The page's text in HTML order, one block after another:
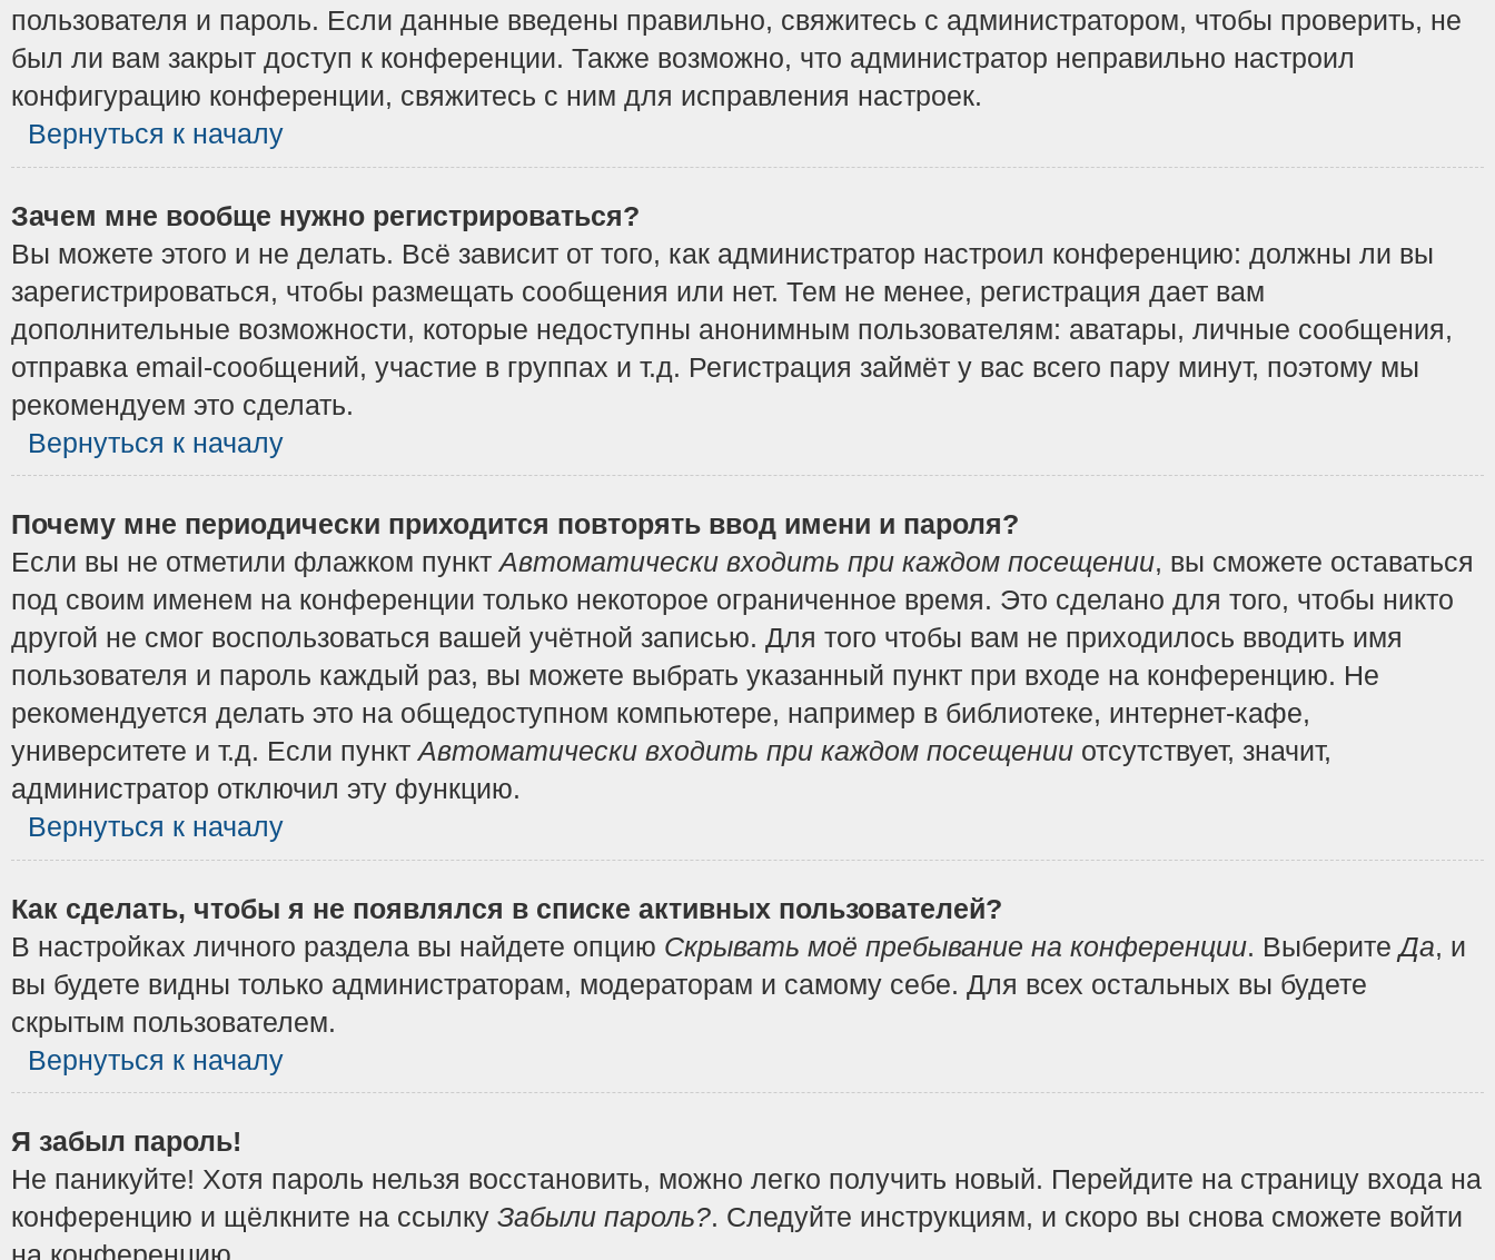
пользователя и пароль. Если данные введены правильно, свяжитесь с администратором, чтобы проверить, не
был ли вам закрыт доступ к конференции. Также возможно, что администратор неправильно настроил
конфигурацию конференции, свяжитесь с ним для исправления настроек.
Вернуться к началу
Зачем мне вообще нужно регистрироваться?
Вы можете этого и не делать. Всё зависит от того, как администратор настроил конференцию: должны ли вы
зарегистрироваться, чтобы размещать сообщения или нет. Тем не менее, регистрация дает вам
дополнительные возможности, которые недоступны анонимным пользователям: аватары, личные сообщения,
отправка email-сообщений, участие в группах и т.д. Регистрация займёт у вас всего пару минут, поэтому мы
рекомендуем это сделать.
Вернуться к началу
Почему мне периодически приходится повторять ввод имени и пароля?
Если вы не отметили флажком пунктАвтоматически входить при каждом посещении, вы сможете оставаться
под своим именем на конференции только некоторое ограниченное время. Это сделано для того, чтобы никто
другой не смог воспользоваться вашей учётной записью. Для того чтобы вам не приходилось вводить имя
пользователя и пароль каждый раз, вы можете выбрать указанный пункт при входе на конференцию. Не
рекомендуется делать это на общедоступном компьютере, например в библиотеке, интернет-кафе,
университете и т.д. Если пунктАвтоматически входить при каждом посещении отсутствует, значит,
администратор отключил эту функцию.
Вернуться к началу
Как сделать, чтобы я не появлялся в списке активных пользователей?
В настройках личного раздела вы найдете опцию Скрывать моё пребывание на конференции. ВыберитеДа, и
вы будете видны только администраторам, модераторам и самому себе. Для всех остальных вы будете
скрытым пользователем.
Вернуться к началу
Я забыл пароль!
Не паникуйте! Хотя пароль нельзя восстановить, можно легко получить новый. Перейдите на страницу входа на
конференцию и щёлкните на ссылку Забыли пароль?. Следуйте инструкциям, и скоро вы снова сможете войти